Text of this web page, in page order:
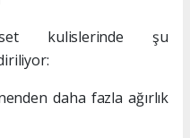
kulislerinde şu
daha fazla ağırlık